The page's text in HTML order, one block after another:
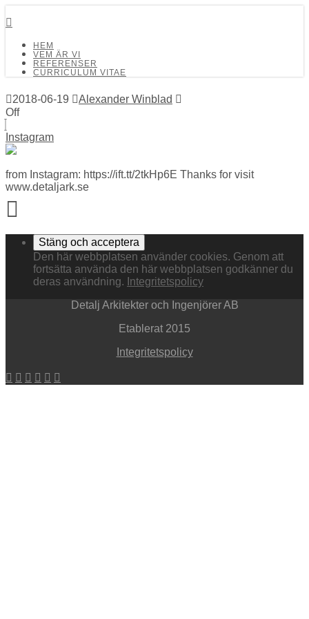
HEM
VEM ÄR VI
REFERENSER
CURRICULUM VITAE
2018-06-19
Alexander Winblad
Off
Instagram
from Instagram: https://ift.tt/2tkHp6E Thanks for visit
www.detaljark.se
Den här webbplatsen använder cookies. Genom att
fortsätta använda den här webbplatsen godkänner du
deras användning. Integritetspolicy
Detalj Arkitekter och Ingenjörer AB
Etablerat 2015
Integritetspolicy